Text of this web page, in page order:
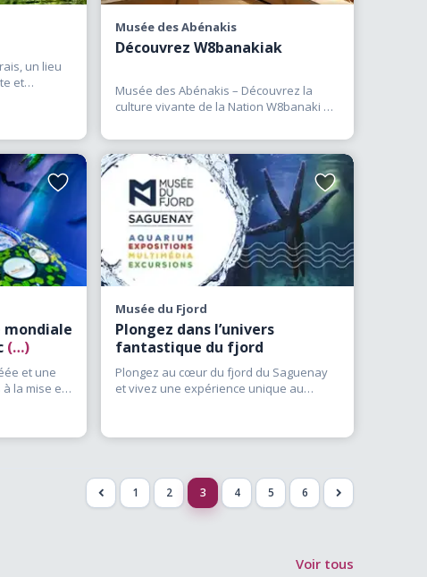
plusieurs heures
acquises, ces
exceptionnel, une
d’un lieu et enrichir notre
découvrir les arts,
les musées et centres
monde sous un nouvel
laissez-vous inspirer par
séjour.
un lieu
et
Musée des Abénakis
Découvrez W8banakiak
Musée des Abénakis – Découvrez la
culture vivante de la Nation W8banaki à
Ajouter
favoris
mondiale
(…)
et une
la mise en
Ajouter
aux
favoris
Musée du Fjord
Plongez dans l’univers
fantastique du fjord
Plongez au cœur du fjord du Saguenay
et vivez une expérience unique au
< 1 2 3 4 5 6 >
Voir tous